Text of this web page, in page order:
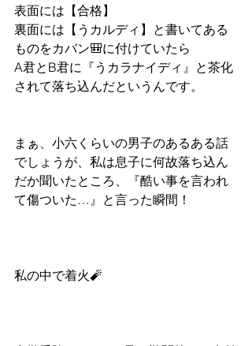
表面には【合格】
裏面には【うカルディ】と書いてある
ものをカバン🎒に付けていたら
A君とB君に『うカラナイディ』と茶化
されて落ち込んだというんです。
まぁ、小六くらいの男子のあるある話
でしょうが、私は息子に何故落ち込ん
だか聞いたところ、『酷い事を言われ
て傷ついた…』と言った瞬間！
私の中で着火🧨